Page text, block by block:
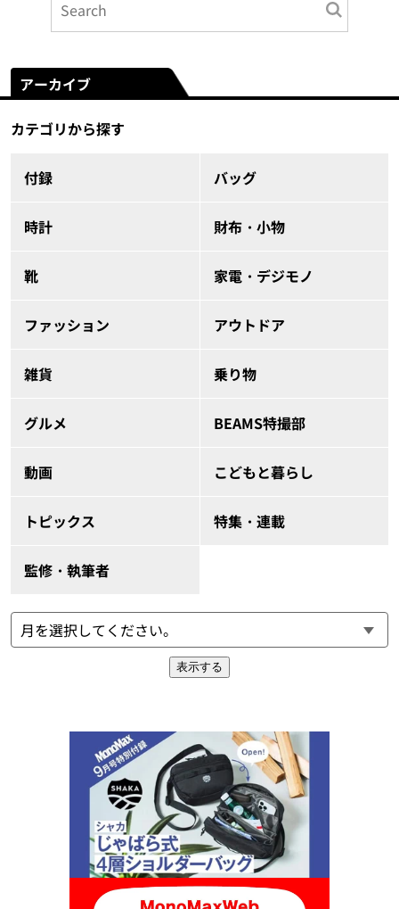
アーカイブ
カテゴリから探す
付録 バッグ
時計 財布・小物
靴 家電・デジモノ
ファッション アウトドア
雑貨 乗り物
グルメ BEAMS特撮部
動画 こどもと暮らし
トピックス 特集・連載
監修・執筆者
表示する